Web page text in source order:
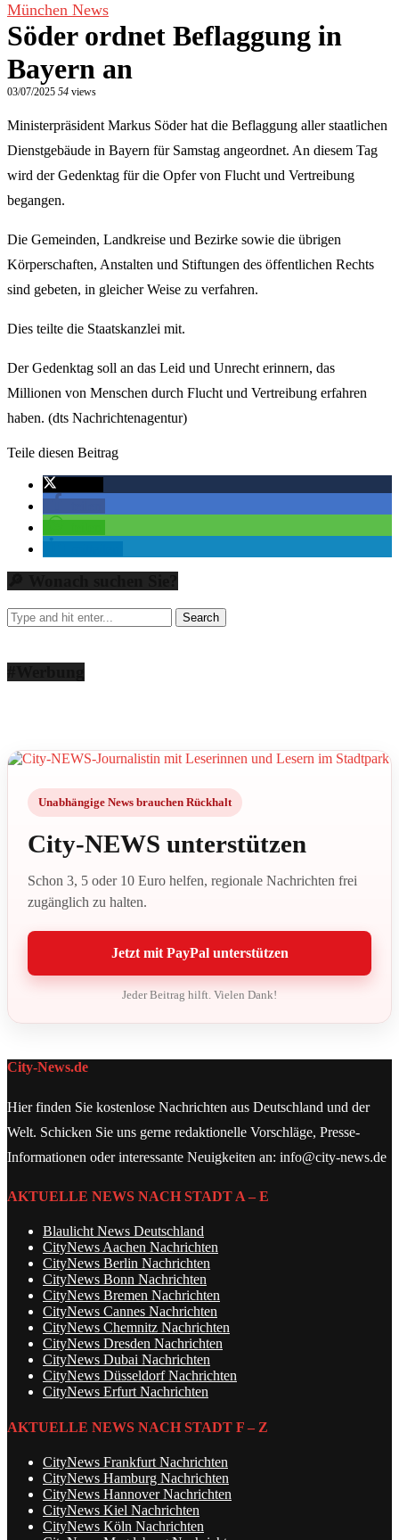
München News
Söder ordnet Beflaggung in
Bayern an
03/07/2025 54 views
Ministerpräsident Markus Söder hat die Beflaggung aller staatlichen
Dienstgebäude in Bayern für Samstag angeordnet. An diesem Tag
wird der Gedenktag für die Opfer von Flucht und Vertreibung
begangen.
Die Gemeinden, Landkreise und Bezirke sowie die übrigen
Körperschaften, Anstalten und Stiftungen des öffentlichen Rechts
sind gebeten, in gleicher Weise zu verfahren.
Dies teilte die Staatskanzlei mit.
Der Gedenktag soll an das Leid und Unrecht erinnern, das
Millionen von Menschen durch Flucht und Vertreibung erfahren
haben. (dts Nachrichtenagentur)
Teile diesen Beitrag
Unabhängige News brauchen Rückhalt
City-NEWS unterstützen
Schon 3, 5 oder 10 Euro helfen, regionale Nachrichten frei
zugänglich zu halten.
Jetzt mit PayPal unterstützen
Jeder Beitrag hilft. Vielen Dank!
City-News.de
Hier finden Sie kostenlose Nachrichten aus Deutschland und der
Welt. Schicken Sie uns gerne redaktionelle Vorschläge, Presse-
Informationen oder interessante Neuigkeiten an: info@city-news.de
AKTUELLE NEWS NACH STADT A – E
Blaulicht News Deutschland
CityNews Aachen Nachrichten
CityNews Berlin Nachrichten
CityNews Bonn Nachrichten
CityNews Bremen Nachrichten
CityNews Cannes Nachrichten
CityNews Chemnitz Nachrichten
CityNews Dresden Nachrichten
CityNews Dubai Nachrichten
CityNews Düsseldorf Nachrichten
CityNews Erfurt Nachrichten
AKTUELLE NEWS NACH STADT F – Z
CityNews Frankfurt Nachrichten
CityNews Hamburg Nachrichten
CityNews Hannover Nachrichten
CityNews Kiel Nachrichten
CityNews Köln Nachrichten